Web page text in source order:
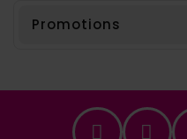
Promotions